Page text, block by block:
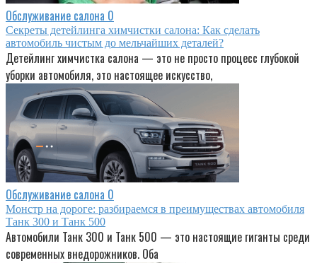
Обслуживание салона 0
Секреты детейлинга химчистки салона: Как сделать
автомобиль чистым до мельчайших деталей?
Детейлинг химчистка салона — это не просто процесс глубокой
уборки автомобиля, это настоящее искусство,
Обслуживание салона 0
Монстр на дороге: разбираемся в преимуществах автомобиля
Танк 300 и Танк 500
Автомобили Танк 300 и Танк 500 — это настоящие гиганты среди
современных внедорожников. Оба